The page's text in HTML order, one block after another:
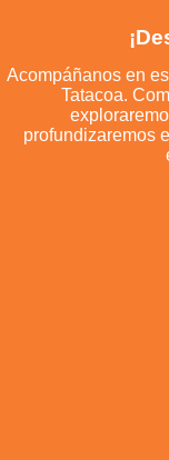
Acompáñanos en
Tatacoa.
profundizaremos